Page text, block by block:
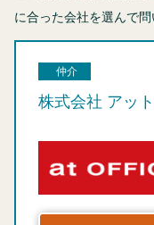
に合った会社を選んで問
仲介
株式会社 アッ